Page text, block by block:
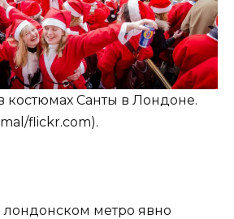
костюмах Санты в Лондоне.
flickr.com).
лондонском метро явно